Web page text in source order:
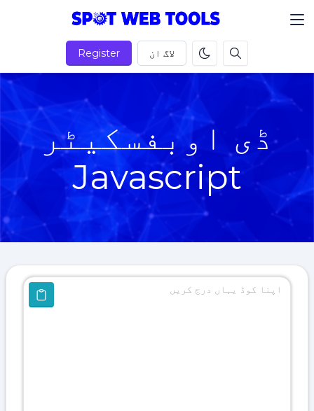
لاگ ان Register
ڈی اوبفسکیٹر
Javascript